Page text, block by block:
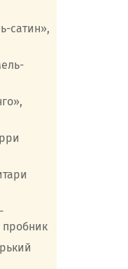
сатин»,
пробник